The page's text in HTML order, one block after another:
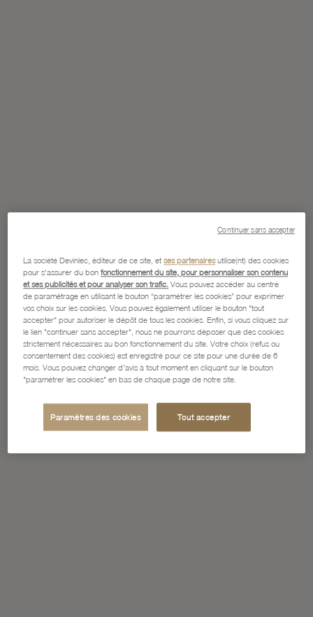
La société Devinlec, éditeur de ce site, etses partenairesutilise(nt) des cookies
pour s'assurer du bonfonctionnement du site, pour personnaliser son contenu
et ses publicités et pour analyser son trafic. Vous pouvez accéder au centre
de paramétrage en utilisant le bouton “paramétrer les cookies” pour exprimer
vos choix sur les cookies. Vous pouvez également utiliser le bouton "tout
accepter" pour autoriser le dépôt de tous les cookies. Enfin, si vous cliquez sur
le lien "continuer sans accepter", nous ne pourrons déposer que des cookies
strictement nécessaires au bon fonctionnement du site. Votre choix (refus ou
consentement des cookies) est enregistré pour ce site pour une durée de 6
mois. Vous pouvez changer d'avis à tout moment en cliquant sur le bouton
"paramétrer les cookies" en bas de chaque page de notre site.
Paramètres des cookies Tout accepter
Continuer sans accepter